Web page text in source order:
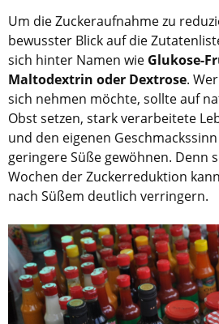
Um die Zuckeraufnahme zu
bewusster Blick auf die
sich hinter Namen wie Glukose-
Maltodextrin oder Dextrose.
sich nehmen möchte, sollte auf
Obst setzen, stark verarbeitete
und den eigenen
geringere Süße gewöhnen. Denn
Wochen der Zuckerreduktion
nach Süßem deutlich verringern.